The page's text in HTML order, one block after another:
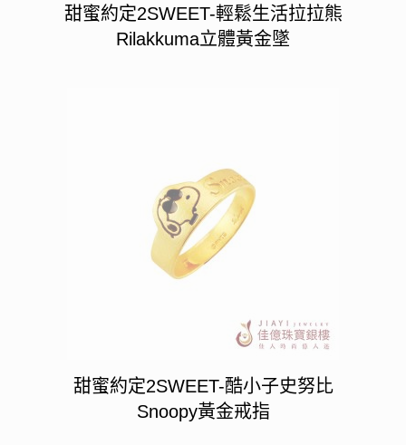
甜蜜約定2SWEET-輕鬆生活拉拉熊
Rilakkuma立體黃金墜
甜蜜約定2SWEET-酷小子史努比
Snoopy黃金戒指